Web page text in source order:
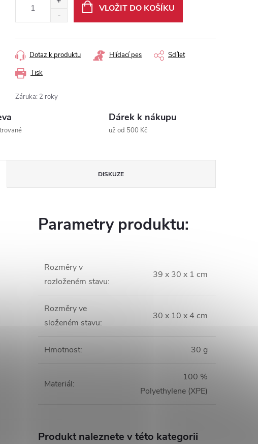
VLOŽIT DO KOŠÍKU
Tisk
Dotaz k produktu Hlídací pes Sdílet
Záruka: 2 roky
Dárek k nákupu
už od 500 Kč
DISKUZE
Parametry produktu:
Rozměry v
rozloženém stavu:
39 x 30 x 1 cm
Rozměry ve
složeném stavu:
30 x 10 x 4 cm
Hmotnost: 30 g
Materiál:
100 %
Polyethylene (XPE)
Produkt naleznete v této kategorii